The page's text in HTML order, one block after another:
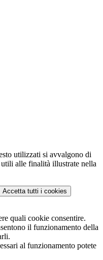
utilizzati si avvalgono di
alle finalità illustrate nella
Accetta tutti i cookies
quali cookie consentire.
il funzionamento della
al funzionamento potete